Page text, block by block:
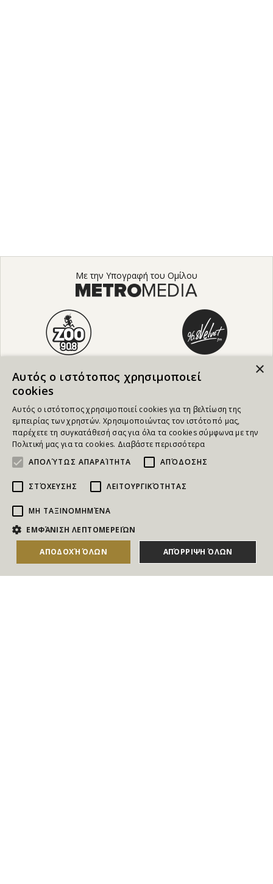
Με την Υπογραφή του Ομίλου
NEWSLETTER
Για να ενημερώνεστε άμεσα για τους Διαγωνισμούς, τα
Δώρα, τις Νέες Προσφορές & τις Νέες Δωροεπιταγές
×
Αυτός ο ιστότοπος χρησιμοποιεί
cookies
Αυτός ο ιστότοπος χρησιμοποιεί cookies για τη βελτίωση της
εμπειρίας των χρηστών. Χρησιμοποιώντας τον ιστότοπό μας,
παρέχετε τη συγκατάθεσή σας για όλα τα cookies σύμφωνα με την
Πολιτική μας για τα cookies. Διαβάστε περισσότερα
ΑΠΟΛΎΤΩΣ ΑΠΑΡΑΊΤΗΤΑ
ΑΠΌΔΟΣΗΣ
ΣΤΌΧΕΥΣΗΣ ΛΕΙΤΟΥΡΓΙΚΌΤΗΤΑΣ
ΜΗ ΤΑΞΙΝΟΜΗΜΈΝΑ
ΕΜΦΆΝΙΣΗ ΛΕΠΤΟΜΕΡΕΙΏΝ
ΑΠΟΔΟΧΉ ΌΛΩΝ ΑΠΌΡΡΙΨΗ ΌΛΩΝ